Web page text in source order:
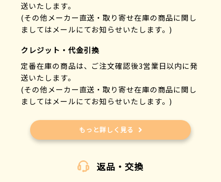
送いたします。
(その他メーカー直送・取り寄せ在庫の商品に関し
ましてはメールにてお知らせいたします。)
クレジット・代金引換
定番在庫の商品は、ご注文確認後3営業日以内に発
送いたします。
(その他メーカー直送・取り寄せ在庫の商品に関し
ましてはメールにてお知らせいたします。)
もっと詳しく見る
返品・交換